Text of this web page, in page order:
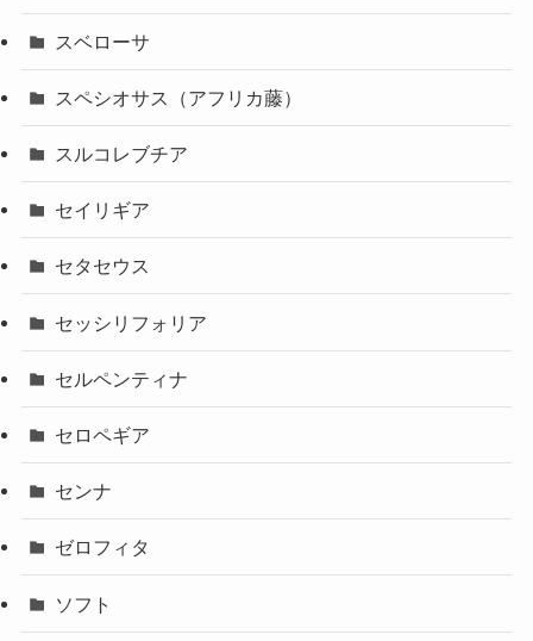
スベローサ
スペシオサス（アフリカ藤）
スルコレブチア
セイリギア
セタセウス
セッシリフォリア
セルペンティナ
セロペギア
センナ
ゼロフィタ
ソフト